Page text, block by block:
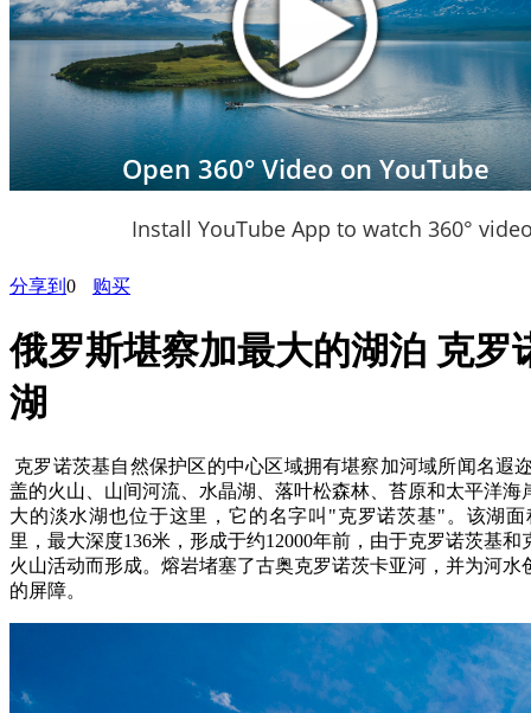
Open 360° Video on YouTube
Install YouTube App to watch 360°
分享到 0 购买
俄罗斯堪察加最大的湖泊 克罗
湖
克罗诺茨基自然保护区的中心区域拥有堪察加河域所闻名遐
盖的火山、山间河流、水晶湖、落叶松森林、苔原和太平洋海
大的淡水湖也位于这里，它的名字叫"克罗诺茨基"。该湖面
里，最大深度136米，形成于约12000年前，由于克罗诺茨基和
火山活动而形成。熔岩堵塞了古奥克罗诺茨卡亚河，并为河水
的屏障。